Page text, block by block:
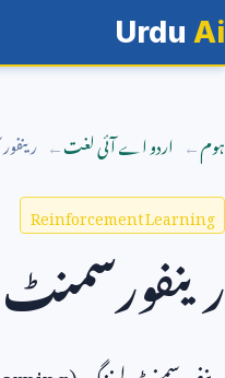
Urdu Ai
ہوم اردو اے آئی لغت
Reinforcement Learning